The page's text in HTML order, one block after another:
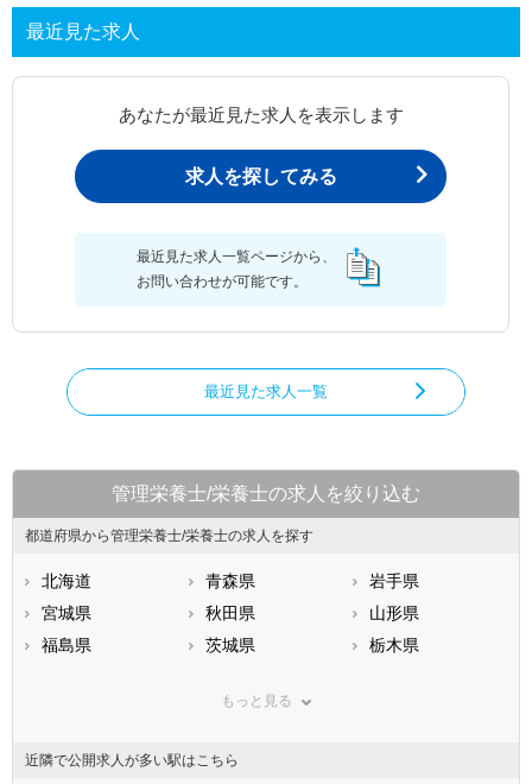
最近見た求人
あなたが最近見た求人を表示します
求人を探してみる
最近見た求人一覧ページから、
お問い合わせが可能です。
最近見た求人一覧
管理栄養士/栄養士の求人を絞り込む
都道府県から管理栄養士/栄養士の求人を探す
北海道 青森県
岩手県
宮城県
秋田県
山形県
福島県
茨城県
栃木県
神奈川県
石川県
福井県
もっと見る
近隣で公開求人が多い駅はこちら